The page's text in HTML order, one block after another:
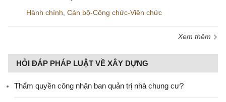
Hành chính Cán bộ-Công chức-Viên chức
Xem thêm
HỎI ĐÁP PHÁP LUẬT VỀ XÂY DỰNG
Thẩm quyền công nhận ban quản trị nhà chung cư?